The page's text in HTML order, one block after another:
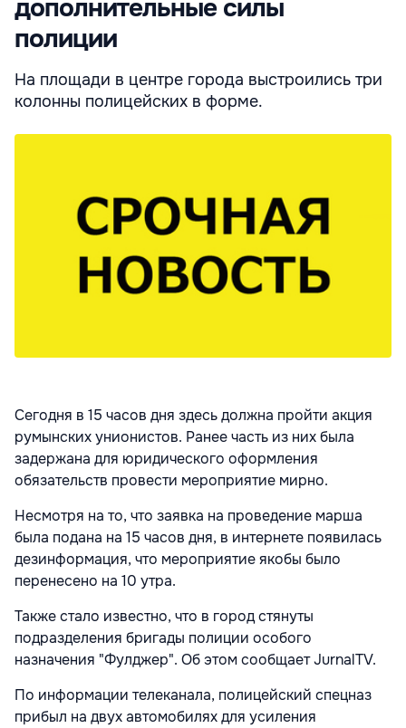
дополнительные силы
полиции
На площади в центре города выстроились три
колонны полицейских в форме.
Сегодня в 15 часов дня здесь должна пройти акция
румынских унионистов. Ранее часть из них была
задержана для юридического оформления
обязательств провести мероприятие мирно.
Несмотря на то, что заявка на проведение марша
была подана на 15 часов дня, в интернете появилась
дезинформация, что мероприятие якобы было
перенесено на 10 утра.
Также стало известно, что в город стянуты
подразделения бригады полиции особого
назначения "Фулджер". Об этом сообщает JurnalTV.
По информации телеканала, полицейский спецназ
прибыл на двух автомобилях для усиления